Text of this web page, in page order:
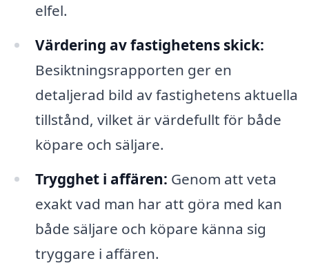
elfel.
Värdering av fastighetens skick:
Besiktningsrapporten ger en
detaljerad bild av fastighetens aktuella
tillstånd, vilket är värdefullt för både
köpare och säljare.
Trygghet i affären: Genom att veta
exakt vad man har att göra med kan
både säljare och köpare känna sig
tryggare i affären.